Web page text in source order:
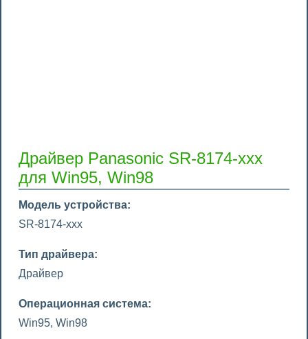
Драйвер Panasonic SR-8174-xxx
для Win95, Win98
Модель устройства:
SR-8174-xxx
Тип драйвера:
Драйвер
Операционная система:
Win95, Win98